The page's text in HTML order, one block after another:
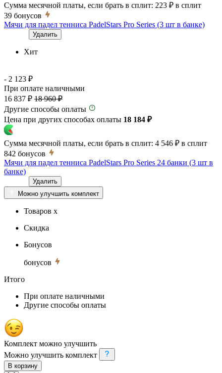
Сумма месячной платы, если брать в сплит: 223 ₽ в сплит
39 бонусов
Мячи для падел тенниса PadelStars Pro Series (3 шт в банке)
Удалить
Хит
- 2 123 ₽
При оплате наличными
16 837 ₽ 18 960 ₽
Другие способы оплаты
Цена при других способах оплаты 18 184 ₽
Сумма месячной платы, если брать в сплит: 4 546 ₽ в сплит
842 бонусов
Мячи для падел тенниса PadelStars Pro Series 24 банки (3 шт в
банке)
Удалить
Можно улучшить комплект
Товаров x
Скидка
Бонусов
бонусов
Итого
При оплате наличными
Другие способы оплаты
Комплект можно улучшить
Можно улучшить комплект
В корзину